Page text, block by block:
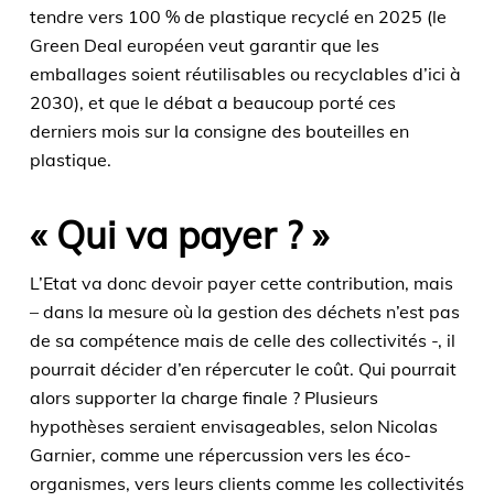
tendre vers 100 % de plastique recyclé en 2025 (le
Green Deal européen veut garantir que les
emballages soient réutilisables ou recyclables d’ici à
2030), et que le débat a beaucoup porté ces
derniers mois sur la consigne des bouteilles en
plastique.
« Qui va payer ? »
L’Etat va donc devoir payer cette contribution, mais
– dans la mesure où la gestion des déchets n’est pas
de sa compétence mais de celle des collectivités -, il
pourrait décider d’en répercuter le coût. Qui pourrait
alors supporter la charge finale ? Plusieurs
hypothèses seraient envisageables, selon Nicolas
Garnier, comme une répercussion vers les éco-
organismes, vers leurs clients comme les collectivités